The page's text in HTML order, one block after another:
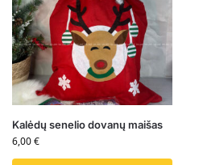
Kalėdų senelio dovanų maišas
6,00€